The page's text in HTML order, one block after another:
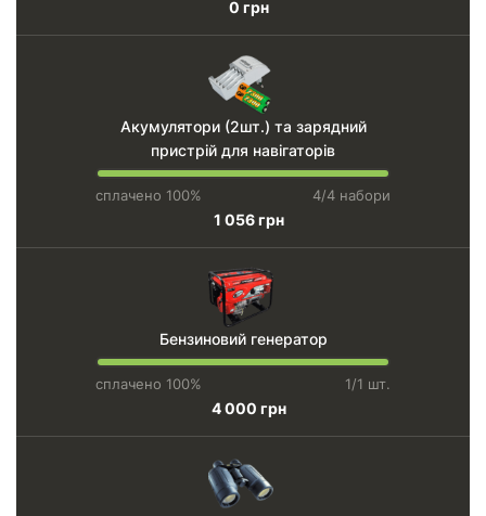
0 грн
Акумулятори (2шт.) та зарядний
пристрій для навігаторів
сплачено 100% 4/4 набори
1 056 грн
Бензиновий генератор
сплачено 100% 1/1 шт.
4 000 грн